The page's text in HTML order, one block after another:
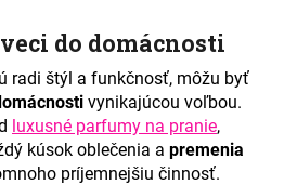
do domácnosti
radi štýl a funkčnosť, môžu byť
vynikajúcou voľbou.
luxusné parfumy na pranie,
kúsok oblečenia a premenia
príjemnejšiu činnosť.